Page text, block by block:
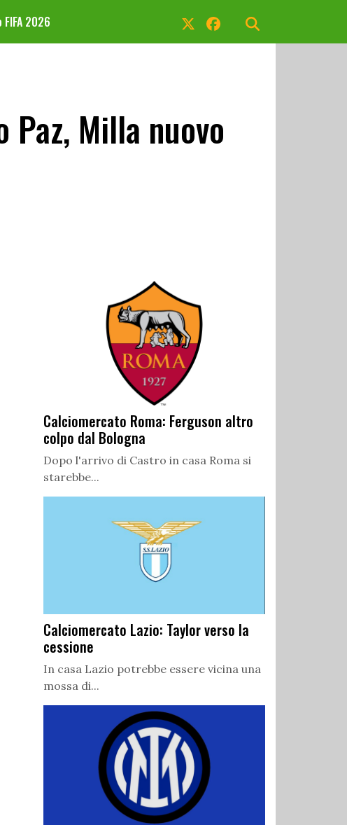
FIFA 2026
Milla nuovo
Calciomercato Roma: Ferguson altro
colpo dal Bologna
Dopo l'arrivo di Castro in casa Roma si
starebbe...
Calciomercato Lazio: Taylor verso la
cessione
In casa Lazio potrebbe essere vicina una
mossa di...